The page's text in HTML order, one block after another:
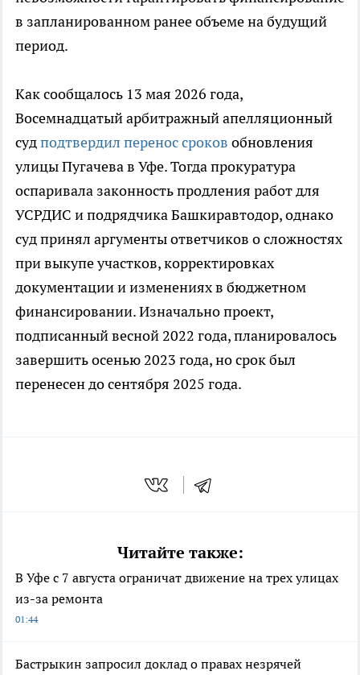
в запланированном ранее объеме на будущий
период.
Как сообщалось 13 мая 2026 года,
Восемнадцатый арбитражный апелляционный
судподтвердил перенос сроков обновления
улицы Пугачева в Уфе. Тогда прокуратура
оспаривала законность продления работ для
УСРДИС и подрядчика Башкиравтодор, однако
суд принял аргументы ответчиков о сложностях
при выкупе участков, корректировках
документации и изменениях в бюджетном
финансировании. Изначально проект,
подписанный весной 2022 года, планировалось
завершить осенью 2023 года, но срок был
перенесен до сентября 2025 года.
Читайте также:
В Уфе с 7 августа ограничат движение на трех улицах
из-за ремонта
01:44
Бастрыкин запросил доклад о правах незрячей